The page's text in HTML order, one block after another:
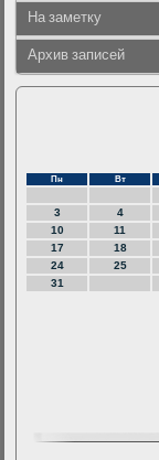
На заметку
Архив записей
Пн Вт
3
4
10
11
17
18
24
25
31